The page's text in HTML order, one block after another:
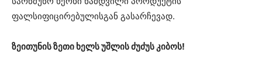
ფალსიფიცირებულისგან გასარჩევად.
ზეითუნის ზეთი ხელს უშლის ძუძუს კიბოს!